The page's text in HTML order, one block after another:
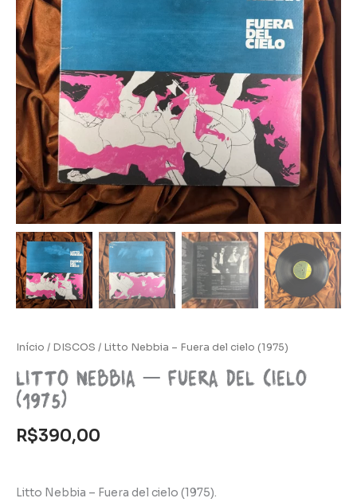
Início / DISCOS / Litto Nebbia – Fuera del cielo (1975)
Litto Nebbia – Fuera del cielo
(1975)
R$390,00
Litto Nebbia – Fuera del cielo (1975).